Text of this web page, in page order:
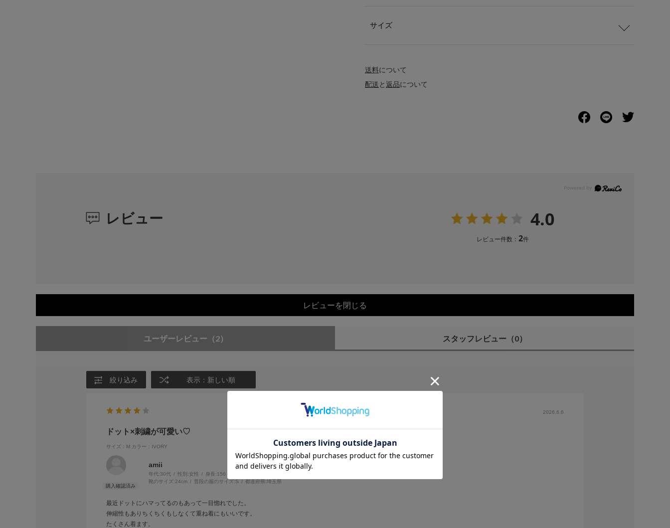
サイズ
送料について
配送と返品について
レビュー 4.0
レビュー件数： 2件
レビューを閉じる
ユーザーレビュー （2） スタッフレビュー （0）
絞り込み 表示：新しい順
2026.6.6
ドット×刺繍が可愛い♡
サイズ：M カラー：IVORY
amii
年代:30代 性別:女性 身長:156～160cm
靴のサイズ:24cm 普段の服のサイズ:S 都道府県:埼玉県
最近ドットにハマってるのもあって一目惚れでした。
伸縮性もありちくちくもしなくて重ね着にもいいです。
たくさん着ます。